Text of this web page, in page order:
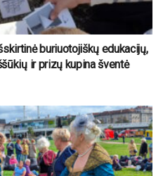
buriuotojiškų edukacijų,
ir prizų kupina šventė